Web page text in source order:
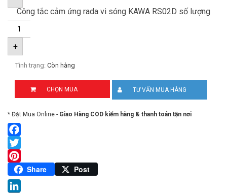
Công tắc cảm ứng rada vi sóng KAWA RS02D số lượng
+
Tình trạng: Còn hàng
CHỌN MUA TƯ VẤN MUA HÀNG
* Đặt Mua Online - Giao Hàng COD kiểm hàng & thanh toán tận nơi
Facebook
Twitter
Pinterest
Share Post